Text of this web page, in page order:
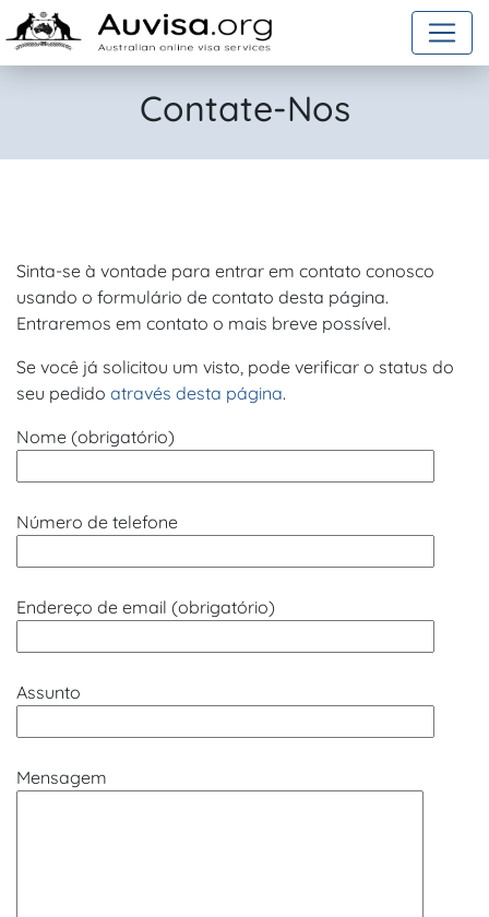
Skip to content
Contate-Nos
Sinta-se à vontade para entrar em contato conosco
usando o formulário de contato desta página.
Entraremos em contato o mais breve possível.
Se você já solicitou um visto, pode verificar o status do
seu pedido através desta página.
Nome (obrigatório)
Número de telefone
Endereço de email (obrigatório)
Assunto
Mensagem